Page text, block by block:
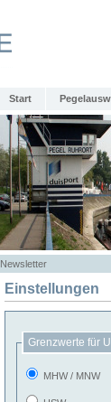
Start
Newsletter
Einstellungen
Grenzwerte für
MHW / MNW